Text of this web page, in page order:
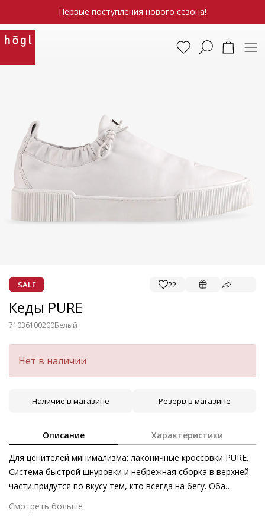
Первые поступления нового сезона!
SALE 22
Кеды PURE
71036100200Белый
Нет в наличии
Наличие в магазине Резерв в магазине
Описание Характеристики
Для ценителей минимализма: лаконичные кроссовки PURE.
Система быстрой шнуровки и небрежная сборка в верхней
части придутся по вкусу тем, кто всегда на бегу. Оба
элемента задают тон всему дизайну, однако они также
позволяют сэкономить время – ведь благодаря ним
Смотреть больше